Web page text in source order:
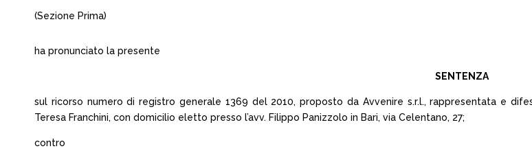
(Sezione Prima)
ha pronunciato la presente
SENTENZA
sul ricorso numero di registro generale 1369 del 2010, proposto da Avvenire s.r.l., rappresentata e
Teresa Franchini, con domicilio eletto presso l’avv. Filippo Panizzolo in Bari, via Celentano, 27;
contro